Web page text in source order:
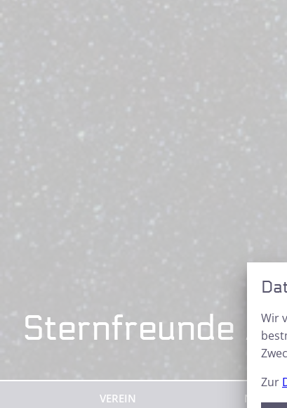
Sternfreunde
VEREIN NEWS
Wir
Zur